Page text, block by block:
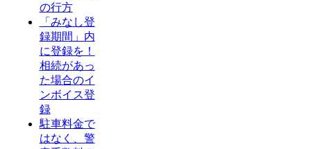
の行方
「みなし登
録期間」内
に登録を！
相続があっ
た場合のイ
ンボイス登
録
駐車料金で
はなく、警